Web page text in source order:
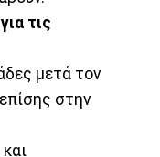
τις
μετά τον
στην
και